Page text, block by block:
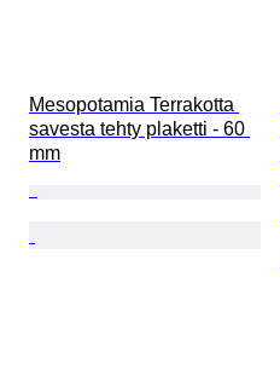
Mesopotamia Terrakotta
savesta tehty plaketti - 60
mm